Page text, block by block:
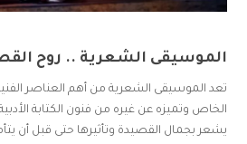
الموسيقى الشعرية .. روح
تعد الموسيقى الشعرية من أهم العناصر
الخاص وتميزه عن غيره من فنون الكتابة
يشعر بجمال القصيدة وتأثيرها حتى قبل أن